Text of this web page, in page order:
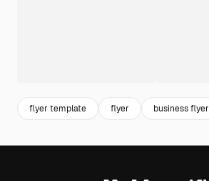
flyer template flyer business flyer